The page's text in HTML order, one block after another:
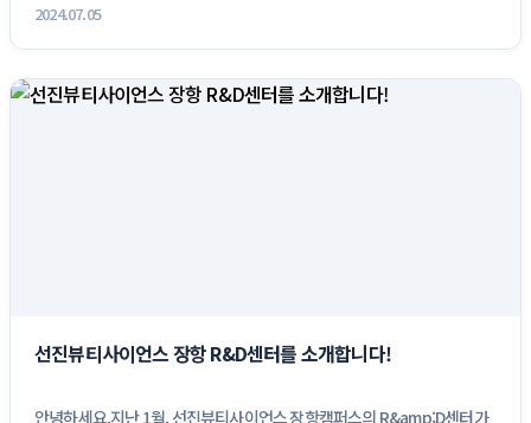
2024.07.05
선진뷰티사이언스 장항 R&D센터를 소개합니다!
안녕하세요,지난 1월, 선진뷰티사이언스 장항캠퍼스의 R&amp;D센터가